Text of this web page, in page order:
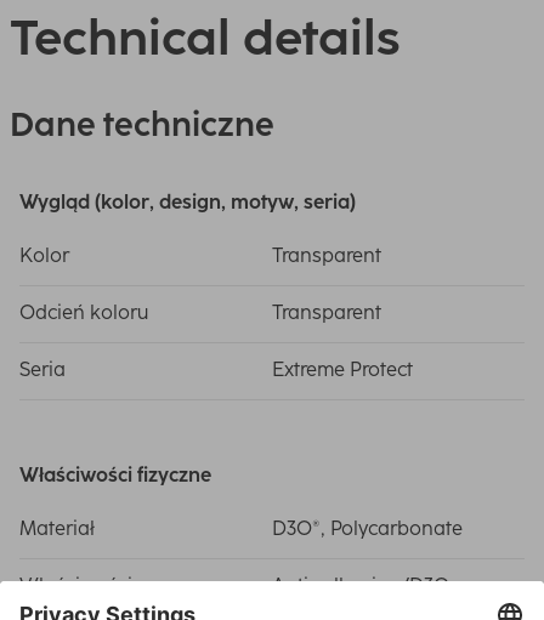
Technical details
Dane techniczne
Wygląd (kolor, design, motyw, seria)
Kolor Transparent
Odcień koloru Transparent
Seria Extreme Protect
Właściwości fizyczne
Materiał D3O®, Polycarbonate
Właściwości
Anti yellowing/D3O